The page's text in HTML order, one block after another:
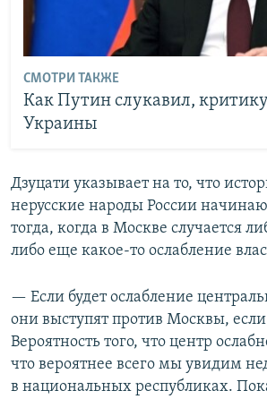
СМОТРИ ТАКЖЕ
Как Путин слукавил,
Украины
Дзуцати указывает на то, что
нерусские народы России
тогда, когда в Москве случается
либо еще какое-то ослабление
— Если будет ослабление
они выступят против Москвы,
Вероятность того, что центр
что вероятнее всего мы увидим
в национальных республиках.